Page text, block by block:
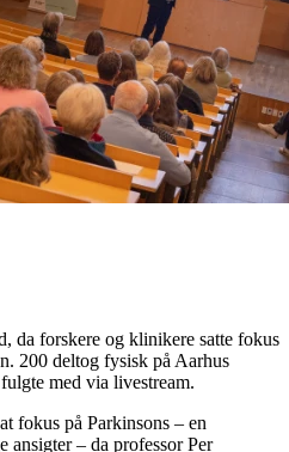
da forskere og klinikere satte fokus
200 deltog fysisk på Aarhus
med via livestream.
fokus på Parkinsons – en
ansigter – da professor Per